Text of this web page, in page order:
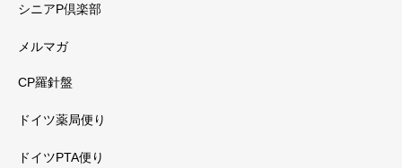
シニアP倶楽部
メルマガ
CP羅針盤
ドイツ薬局便り
ドイツPTA便り